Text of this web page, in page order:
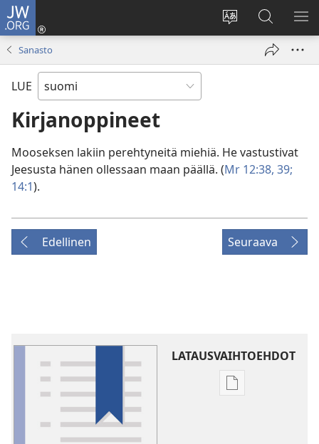
JW.ORG
Vaihda
sivuston
Kirjaudu
(avaa
Hae
JW.ORG-
sivustolta
Sanasto
LUE
Kirjanoppineet
Mooseksen lakiin perehtyneitä miehiä. He vastustivat
Jeesusta hänen ollessaan maan päällä. (Mr 12:38, 39;
14:1).
Edellinen Seuraava
LATAUSVAIHTOEHDOT
Julkaisujen